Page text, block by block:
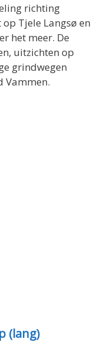
richting
Tjele Langsø en
het meer. De
uitzichten op
grindwegen
Vammen.
(lang)